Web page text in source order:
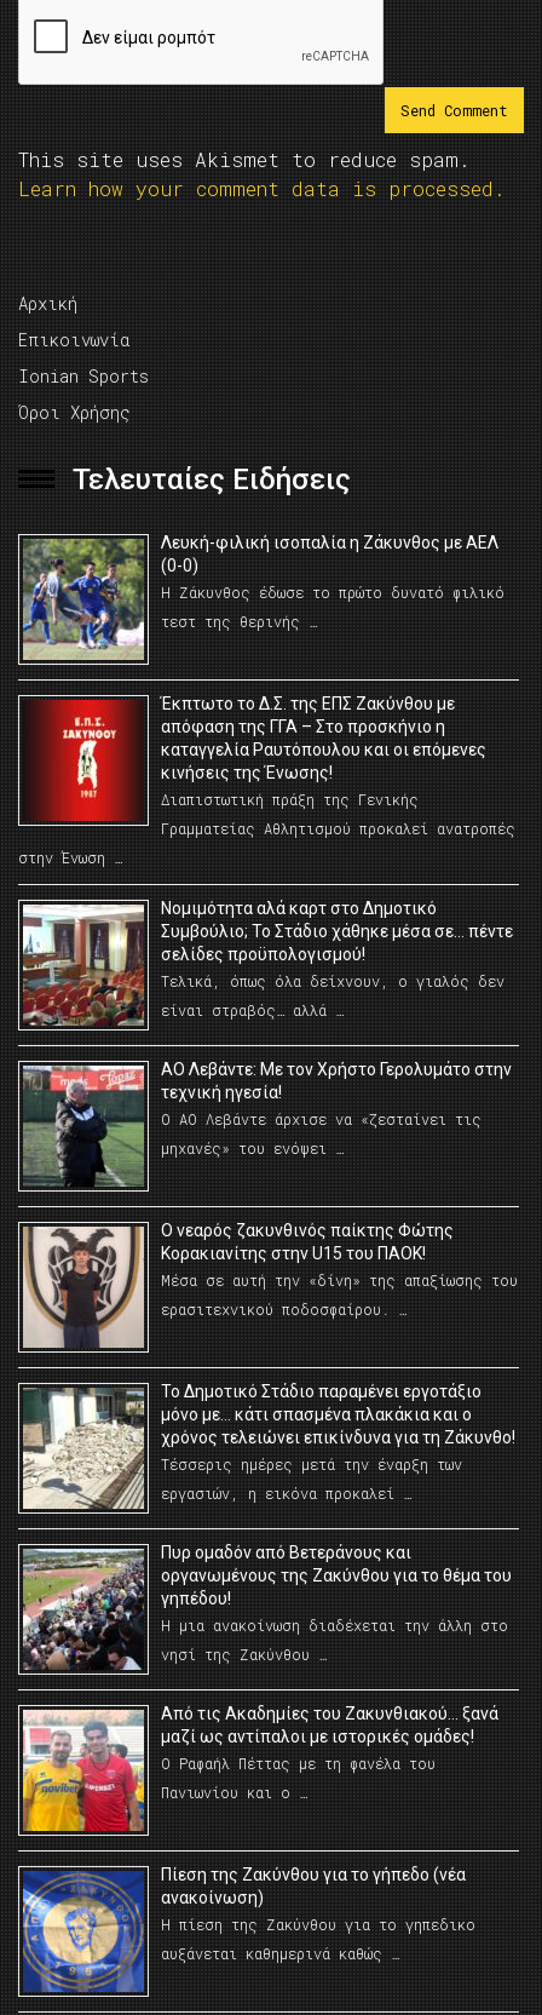
This site uses Akismet to reduce spam.
Learn how your comment data is processed.
Αρχική
Επικοινωνία
Ionian Sports
Όροι Χρήσης
Τελευταίες Ειδήσεις
Λευκή-φιλική ισοπαλία η Ζάκυνθος με ΑΕΛ
(0-0)
Η Ζάκυνθος έδωσε το πρώτο δυνατό φιλικό
τεστ της θερινής …
Έκπτωτο το Δ.Σ. της ΕΠΣ Ζακύνθου με
απόφαση της ΓΓΑ – Στο προσκήνιο η
καταγγελία Ραυτόπουλου και οι επόμενες
κινήσεις της Ένωσης!
Διαπιστωτική πράξη της Γενικής
Γραμματείας Αθλητισμού προκαλεί ανατροπές
στην Ένωση …
Νομιμότητα αλά καρτ στο Δημοτικό
Συμβούλιο; Το Στάδιο χάθηκε μέσα σε… πέντε
σελίδες προϋπολογισμού!
Τελικά, όπως όλα δείχνουν, ο γιαλός δεν
είναι στραβός… αλλά …
ΑΟ Λεβάντε: Με τον Χρήστο Γερολυμάτο στην
τεχνική ηγεσία!
Ο ΑΟ Λεβάντε άρχισε να «ζεσταίνει τις
μηχανές» του ενόψει …
O νεαρός ζακυνθινός παίκτης Φώτης
Κορακιανίτης στην U15 του ΠΑΟΚ!
Μέσα σε αυτή την «δίνη» της απαξίωσης του
ερασιτεχνικού ποδοσφαίρου. …
Το Δημοτικό Στάδιο παραμένει εργοτάξιο
μόνο με… κάτι σπασμένα πλακάκια και ο
χρόνος τελειώνει επικίνδυνα για τη Ζάκυνθο!
Τέσσερις ημέρες μετά την έναρξη των
εργασιών, η εικόνα προκαλεί …
Πυρ ομαδόν από Βετεράνους και
οργανωμένους της Ζακύνθου για το θέμα του
γηπέδου!
Η μια ανακοίνωση διαδέχεται την άλλη στο
νησί της Ζακύνθου …
Από τις Ακαδημίες του Ζακυνθιακού… ξανά
μαζί ως αντίπαλοι με ιστορικές ομάδες!
Ο Ραφαήλ Πέττας με τη φανέλα του
Πανιωνίου και ο …
Πίεση της Ζακύνθου για το γήπεδο (νέα
ανακοίνωση)
Η πίεση της Ζακύνθου για το γηπεδικο
αυξάνεται καθημερινά καθώς …